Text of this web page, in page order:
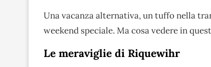
Una vacanza alternativa, un tuffo nella
weekend speciale. Ma cosa vedere in
Le meraviglie di Riquewihr